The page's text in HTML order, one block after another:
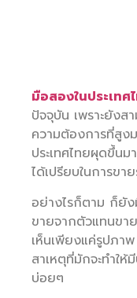
มือสองในประเทศ
ปัจจุบัน เพราะยังส
ความต้องการที่สูง
ประเทศไทยผุดขึ้นม
ได้เปรียบในการขา
อย่างไรก็ตาม ก็ยั
ขายจากตัวแทนขา
เห็นเพียงแค่รูปภา
สาเหตุที่มักจะทำใ
บ่อยๆ